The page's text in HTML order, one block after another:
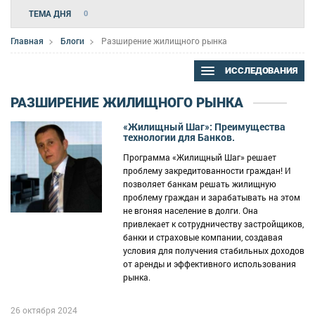
ТЕМА ДНЯ 0
Главная Блоги Разширение жилищного рынка
ИССЛЕДОВАНИЯ
РАЗШИРЕНИЕ ЖИЛИЩНОГО РЫНКА
«Жилищный Шаг»: Преимущества
технологии для Банков.
Программа «Жилищный Шаг» решает
проблему закредитованности граждан! И
позволяет банкам решать жилищную
проблему граждан и зарабатывать на этом
не вгоняя население в долги. Она
привлекает к сотрудничеству застройщиков,
банки и страховые компании, создавая
условия для получения стабильных доходов
от аренды и эффективного использования
рынка.
26 октября 2024